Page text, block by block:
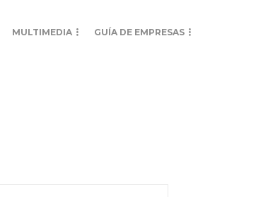
MULTIMEDIA GUÍA DE EMPRESAS